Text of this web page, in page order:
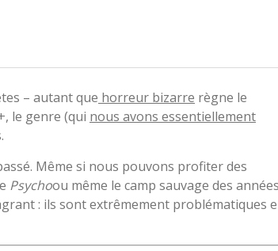
– autant que horreur bizarre règne le
le genre (qui nous avons essentiellement
Même si nous pouvons profiter des
Psychoou même le camp sauvage des
: ils sont extrêmement problématiques